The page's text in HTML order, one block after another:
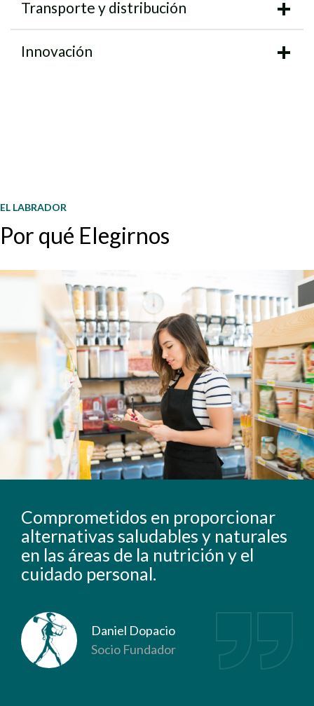
Transporte y distribución
Innovación
EL LABRADOR
Por qué Elegirnos
Comprometidos en proporcionar
alternativas saludables y naturales
en las áreas de la nutrición y el
cuidado personal.
Daniel Dopacio
Socio Fundador